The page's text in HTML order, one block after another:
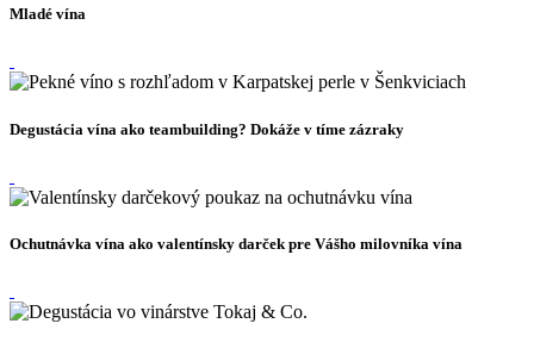
Mladé vína
Degustácia vína ako teambuilding? Dokáže v tíme zázraky
Ochutnávka vína ako valentínsky darček pre Vášho milovníka vína